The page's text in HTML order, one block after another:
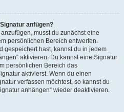
anfügen?
musst du zunächst eine
persönlichen Bereich entwerfen.
gespeichert hast, kannst du in jedem
aktivieren. Du kannst eine Signatur
persönlichen Bereich das
aktivierst. Wenn du einen
verfassen möchtest, so kannst du
anhängen“ wieder deaktivieren.